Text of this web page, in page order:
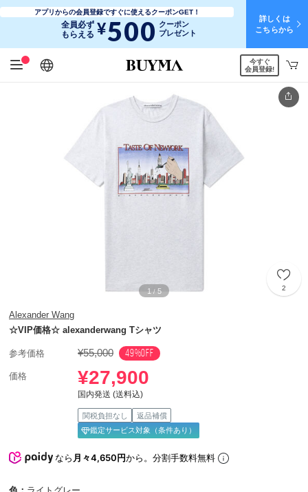
アプリからの会員登録ですぐに使えるクーポンGET！
全員必ず
もらえる ¥500 クーポン
プレゼント
詳しくは
こちらから
日本語
English
简体中文
繁體中文
今すぐ
会員登録!
1 / 5 2
Alexander Wang
☆VIP価格☆ alexanderwang Tシャツ
参考価格 ¥55,000 49%OFF
価格 ¥27,900
国内発送 (送料込)
関税負担なし
返品補償
鑑定サービス対象（条件あり）
なら月々4,650円から。分割手数料無料